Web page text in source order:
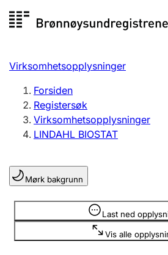
til
Registersøk
Aksjeselskap
Enkeltpersonforetak
Registrere, endre, slette
Lag og forening
Registrere, endre, slette
Virksomhetsopplysninger
Forsiden
Registersøk
Virksomhetsopplysninger
LINDAHL BIOSTAT
Mørk bakgrunn
Last ned
Vis alle
Opplysninger er skjult